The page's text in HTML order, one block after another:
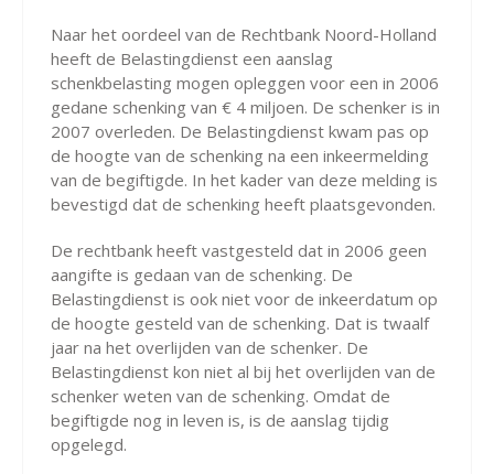
Naar het oordeel van de Rechtbank Noord-Holland
heeft de Belastingdienst een aanslag
schenkbelasting mogen opleggen voor een in 2006
gedane schenking van € 4 miljoen. De schenker is in
2007 overleden. De Belastingdienst kwam pas op
de hoogte van de schenking na een inkeermelding
van de begiftigde. In het kader van deze melding is
bevestigd dat de schenking heeft plaatsgevonden.
De rechtbank heeft vastgesteld dat in 2006 geen
aangifte is gedaan van de schenking. De
Belastingdienst is ook niet voor de inkeerdatum op
de hoogte gesteld van de schenking. Dat is twaalf
jaar na het overlijden van de schenker. De
Belastingdienst kon niet al bij het overlijden van de
schenker weten van de schenking. Omdat de
begiftigde nog in leven is, is de aanslag tijdig
opgelegd.